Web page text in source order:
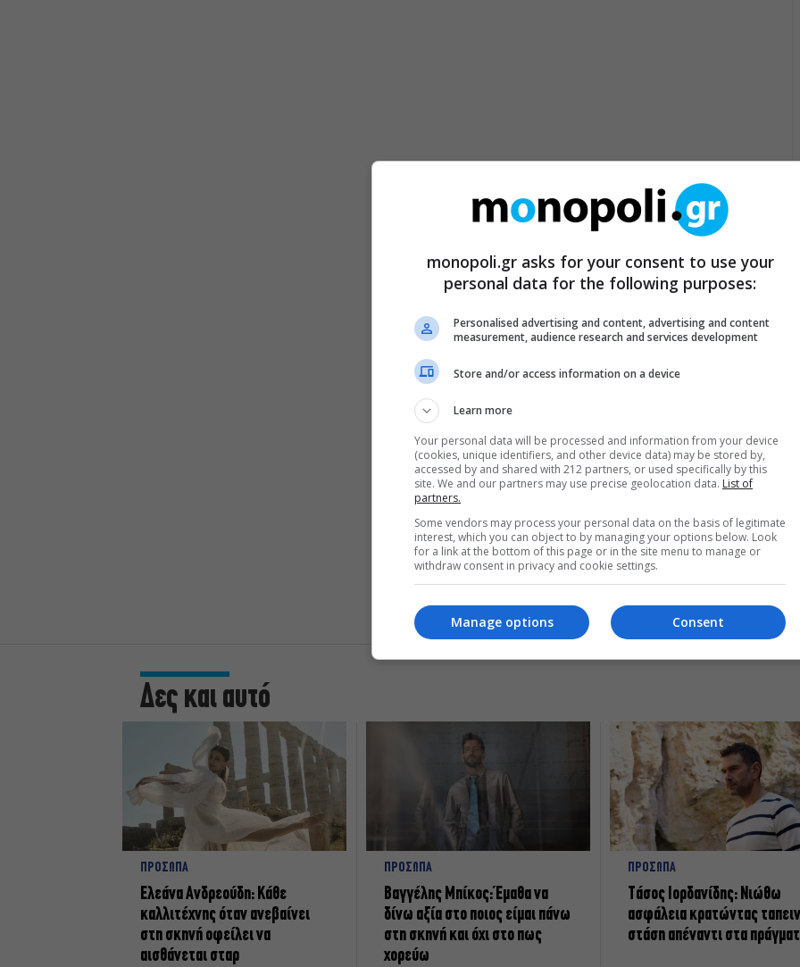
Δες και αυτό
ΠΡΟΣΩΠΑ
Ελεάνα Ανδρεούδη: Κάθε
καλλιτέχνης όταν ανεβαίνει
στη σκηνή οφείλει να
αισθάνεται σταρ
ΠΡΟΣΩΠΑ
Βαγγέλης Μπίκος: Έμαθα να
δίνω αξία στο ποιος είμαι πάνω
στη σκηνή και όχι στο πως
χορεύω
ΠΡΟΣΩΠΑ
Tάσος Ιορδανίδης: Νιώθω
ασφάλεια κρατώντας
στάση απέναντι στα
monopoli.gr asks for your consent to use your
personal data for the following purposes:
Personalised advertising and content, advertising and content
measurement, audience research and services development
Store and/or access information on a device
Learn more
Your personal data will be processed and information from your device
(cookies, unique identifiers, and other device data) may be stored by,
accessed by and shared with 212 partners, or used specifically by this
site. We and our partners may use precise geolocation data. List of
partners.
Some vendors may process your personal data on the basis of legitimate
interest, which you can object to by managing your options below. Look
for a link at the bottom of this page or in the site menu to manage or
withdraw consent in privacy and cookie settings.
Consent
Manage options